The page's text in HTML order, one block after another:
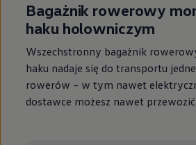
Bagażnik rowerowy
haku holowniczym
Wszechstronny bagażnik
haku nadaje się do transportu
rowerów – w tym nawet
dostawce możesz nawet